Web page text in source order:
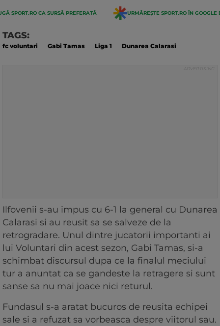
SPORT.RO CA SURSĂ PREFERATĂ URMĂREȘTE SPORT.RO ÎN GOOGLE
TAGS:
fc voluntari Gabi Tamas Liga 1 Dunarea Calarasi
Ilfovenii s-au impus cu 6-1 la general cu Dunarea
Calarasi si au reusit sa se salveze de la
retrogradare. Unul dintre jucatorii importanti ai
lui Voluntari din acest sezon, Gabi Tamas, si-a
schimbat discursul dupa ce la finalul meciului
tur a anuntat ca se gandeste la retragere si sunt
sanse sa nu mai joace nici returul.
Fundasul s-a aratat bucuros de reusita echipei
sale si a refuzat sa vorbeasca despre viitorul sau.